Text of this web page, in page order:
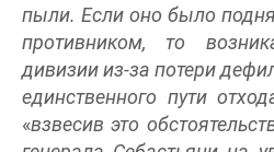
пыли. Если оно было
противником, то
дивизии из-за потери
единственного пути
«взвесив это